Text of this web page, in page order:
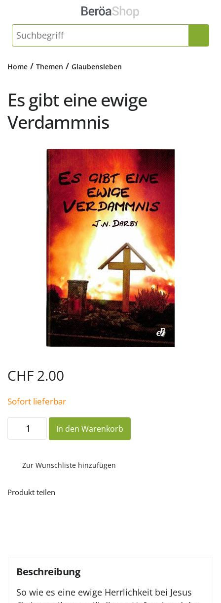
Home / Themen / Glaubensleben
Es gibt eine ewige
Verdammnis
CHF 2.00
Sofort lieferbar
Es
eine
Menge
In den Warenkorb
Zur Wunschliste hinzufügen
Produkt teilen
Beschreibung
So wie es eine ewige Herrlichkeit bei Jesus